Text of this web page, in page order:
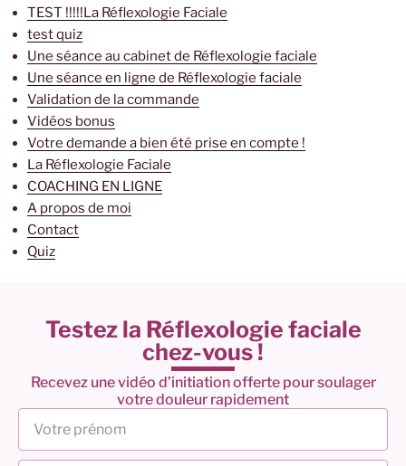
TEST !!!!!La Réflexologie Faciale
test quiz
Une séance au cabinet de Réflexologie faciale
Une séance en ligne de Réflexologie faciale
Validation de la commande
Vidéos bonus
Votre demande a bien été prise en compte !
La Réflexologie Faciale
COACHING EN LIGNE
A propos de moi
Contact
Quiz
Testez la Réflexologie faciale
chez-vous !
Recevez une vidéo d’initiation offerte pour soulager
votre douleur rapidement